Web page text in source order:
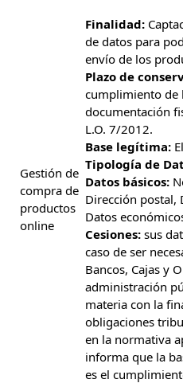
Gestión de
compra de
productos
online
Finalidad:
de datos para
envío de los
Plazo de
cumplimiento de
documentación
L.O. 7/2012.
Base legítima:
Tipología de
Datos básicos:
Dirección postal,
Datos
Cesiones: sus
caso de ser
Bancos, Cajas y
administración
materia con la
obligaciones
en la normativa
informa que la
es el